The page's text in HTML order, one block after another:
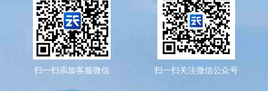
扫一扫添加客服微信 扫一扫关注微信公众号